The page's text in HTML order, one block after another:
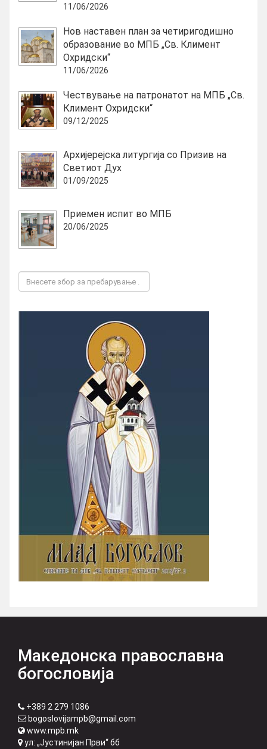
11/06/2026
Нов наставен план за четиригодишно
образование во МПБ „Св. Климент
Охридски“
11/06/2026
Чествување на патронатот на МПБ „Св.
Климент Охридски“
09/12/2025
Архијерејска литургија со Призив на
Светиот Дух
01/09/2025
Приемен испит во МПБ
20/06/2025
Македонска православна
богословија
+389 2 279 1086
bogoslovijampb@gmail.com
www.mpb.mk
ул: „Јустинијан Први“ бб